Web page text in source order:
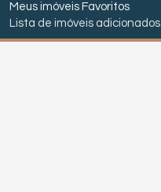
Meus imóveis Favoritos
Lista de imóveis adicionados